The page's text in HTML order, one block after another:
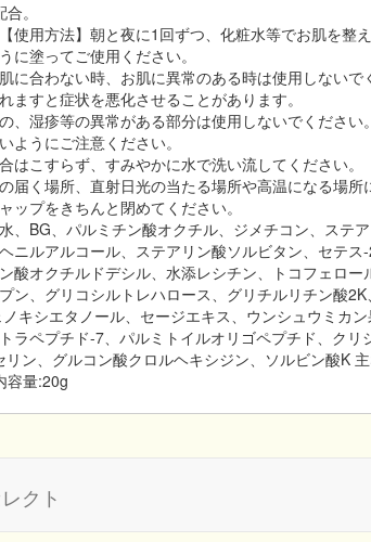
。
使用方法】朝と夜に1回ずつ、化粧水等でお肌を整
に塗ってご使用ください。
に合わない時、お肌に異常のある時は使用しないで
ますと症状を悪化させることがあります。
、湿疹等の異常がある部分は使用しないでください。
ようにご注意ください。
はこすらず、すみやかに水で洗い流してください。
届く場所、直射日光の当たる場所や高温になる場所
ップをきちんと閉めてください。
、BG、パルミチン酸オクチル、ジメチコン、ステ
ニルアルコール、ステアリン酸ソルビタン、セテ
酸オクチルドデシル、水添レシチン、トコフェロ
ン、グリコシルトレハロース、グリチルリチン酸
キシエタノール、セージエキス、ウンシュウミカ
ラペプチド-7、パルミトイルオリゴペプチド、ク
リン、グルコン酸クロルヘキシジン、ソルビン酸K
容量:20g
クト